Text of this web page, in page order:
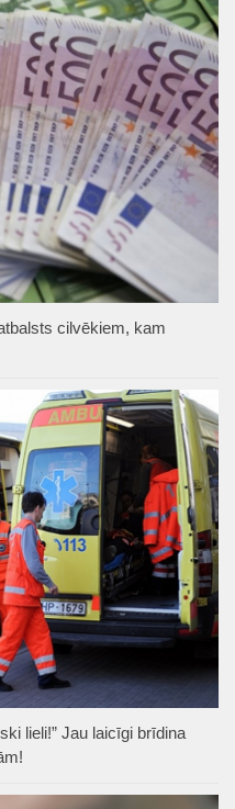
cilvēkiem, kam
lieli!” Jau laicīgi brīdina